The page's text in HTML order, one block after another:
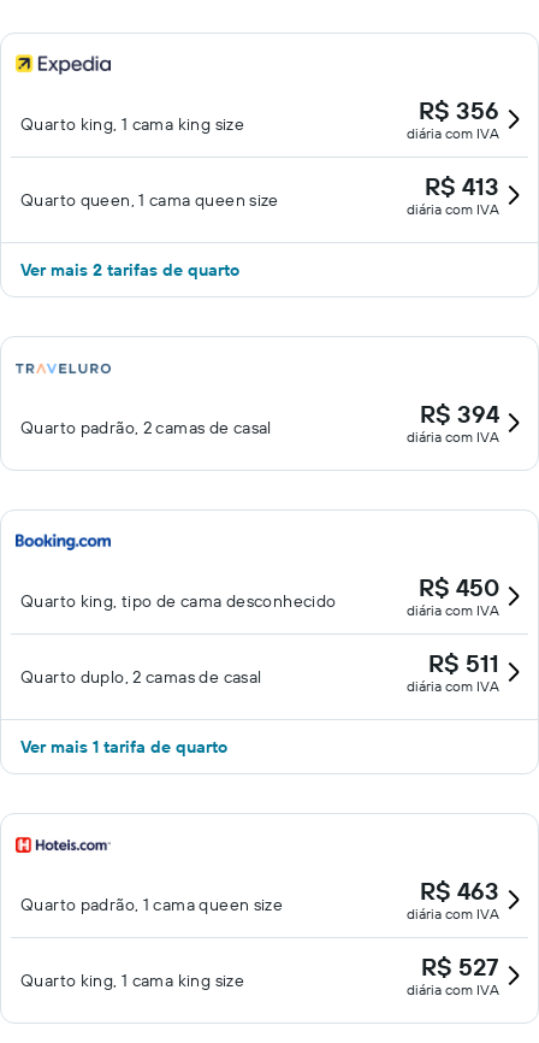
Quarto king, 1 cama king size R$ 356
diária com IVA
Quarto queen, 1 cama queen size R$ 413
diária com IVA
Ver mais 2 tarifas de quarto
Quarto padrão, 2 camas de casal R$ 394
diária com IVA
Quarto king, tipo de cama desconhecido R$ 450
diária com IVA
Quarto duplo, 2 camas de casal R$ 511
diária com IVA
Ver mais 1 tarifa de quarto
Quarto padrão, 1 cama queen size R$ 463
diária com IVA
Quarto king, 1 cama king size R$ 527
diária com IVA